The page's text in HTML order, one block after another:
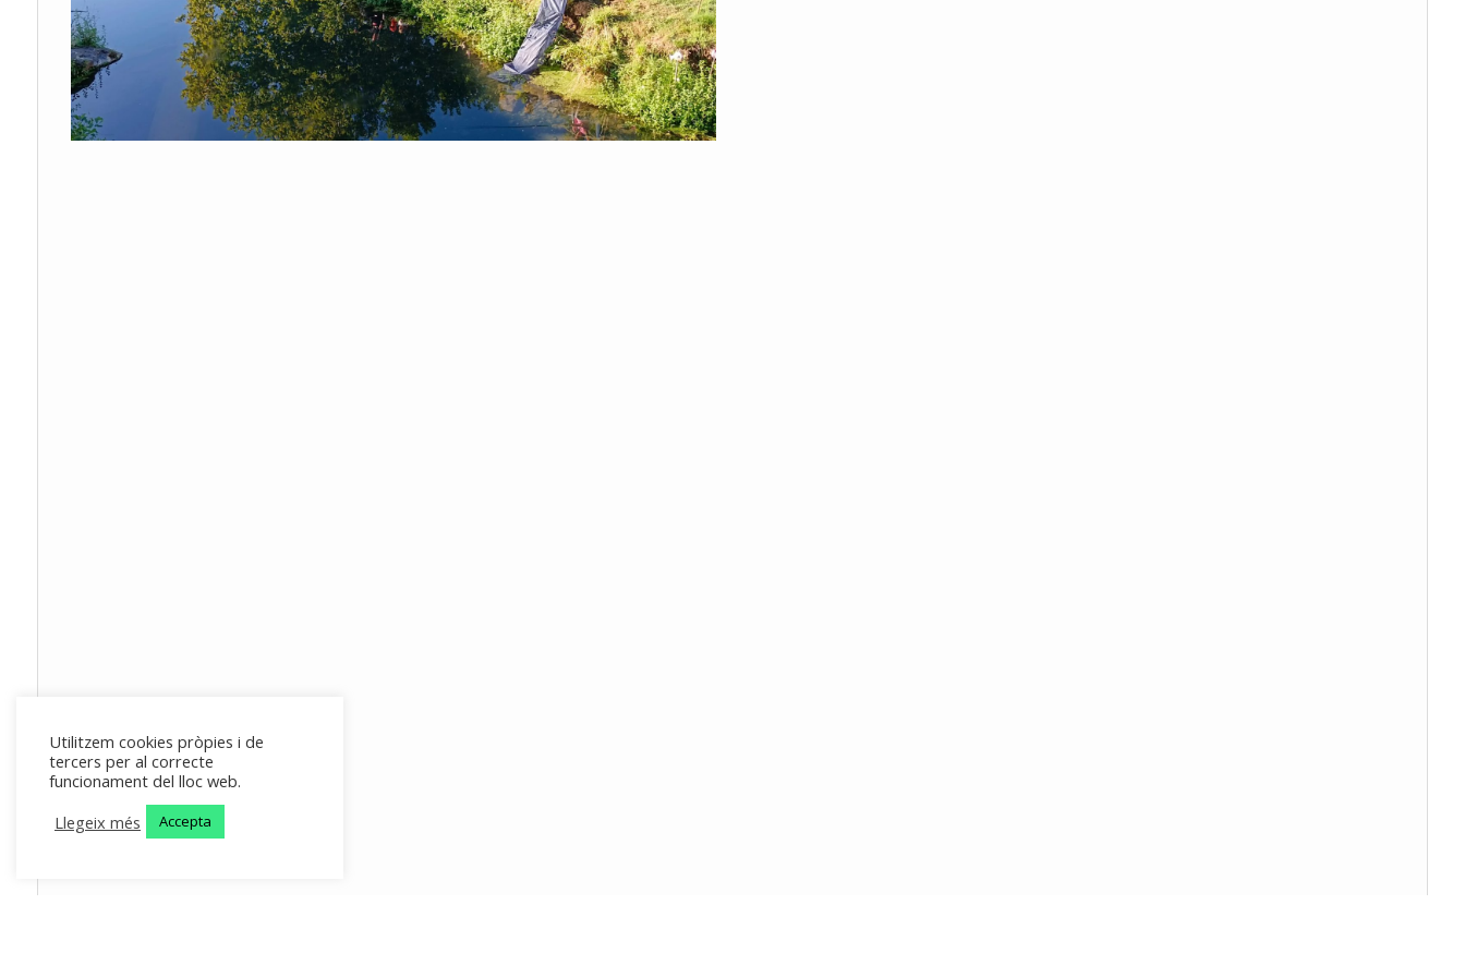
Utilitzem cookies pròpies i de
tercers per al correcte
funcionament del lloc web.
Llegeix més
Accepta